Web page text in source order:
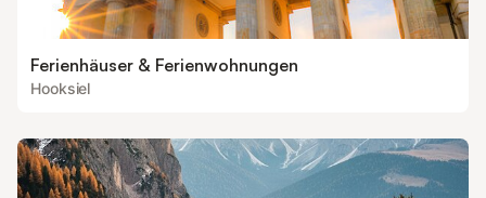
Ferienhäuser & Ferienwohnungen
Hooksiel